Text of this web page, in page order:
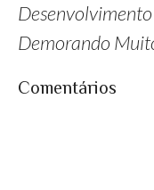
Demorando
Comentários